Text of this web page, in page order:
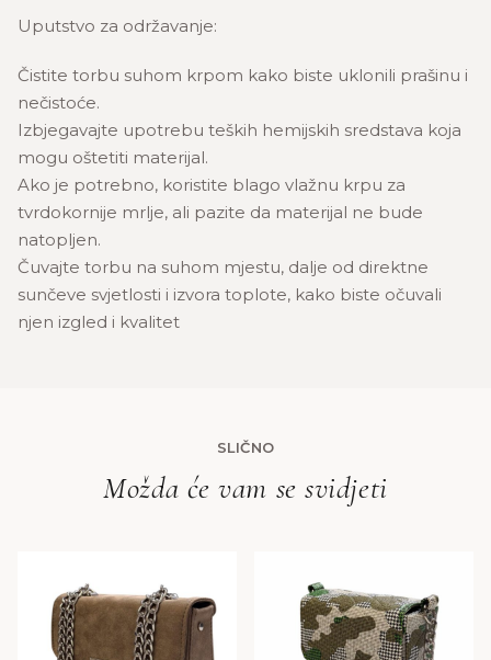
Uputstvo za održavanje:
Čistite torbu suhom krpom kako biste uklonili prašinu i
nečistoće.
Izbjegavajte upotrebu teških hemijskih sredstava koja
mogu oštetiti materijal.
Ako je potrebno, koristite blago vlažnu krpu za
tvrdokornije mrlje, ali pazite da materijal ne bude
natopljen.
Čuvajte torbu na suhom mjestu, dalje od direktne
sunčeve svjetlosti i izvora toplote, kako biste očuvali
njen izgled i kvalitet
SLIČNO
Možda će vam se svidjeti